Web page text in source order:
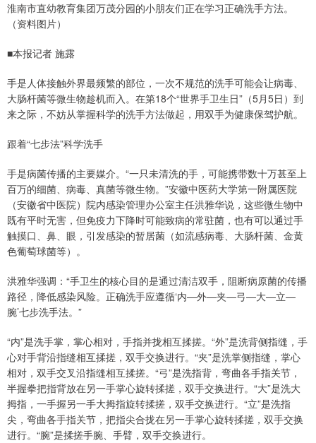
淮南市直幼教育集团万茂分园的小朋友们正在学习正确洗手方法。
（资料图片）
■本报记者 施露
手是人体接触外界最频繁的部位，一次不规范的洗手可能会让病毒、
大肠杆菌等微生物趁机而入。在第18个“世界手卫生日”（5月5日）到
来之际，不妨从掌握科学的洗手方法做起，用双手为健康保驾护航。
跟着“七步法”科学洗手
手是病菌传播的主要媒介。“一只未清洗的手，可能携带数十万甚至上
百万的细菌、病毒、真菌等微生物。”安徽中医药大学第一附属医院
（安徽省中医院）院内感染管理办公室主任洪雅华说，这些微生物中
既有平时无害，但免疫力下降时可能致病的常驻菌，也有可以通过手
触摸口、鼻、眼，引发感染的暂居菌（如流感病毒、大肠杆菌、金黄
色葡萄球菌等）。
洪雅华强调：“手卫生的核心目的是通过清洁双手，阻断病原菌的传播
路径，降低感染风险。正确洗手应遵循‘内—外—夹—弓—大—立—
腕’七步洗手法。”
“‌内”是洗手掌，掌心相对，手指并拢相互揉搓。“‌外”是洗背侧指缝，手
心对手背沿指缝相互揉搓，双手交换进行。“‌夹”是洗掌侧指缝，掌心
相对，双手交叉沿指缝相互揉搓。“‌弓”是洗指背，弯曲各手指关节，
半握拳把指背放在另一手掌心旋转揉搓，双手交换进行。“‌大‌”是洗大
拇指，一手握另一手大拇指旋转揉搓，双手交换进行。“‌立‌”是洗指
尖，弯曲各手指关节，把指尖合拢在另一手掌心旋转揉搓，双手交换
进行。“‌腕‌”是揉搓手腕、手臂，双手交换进行。